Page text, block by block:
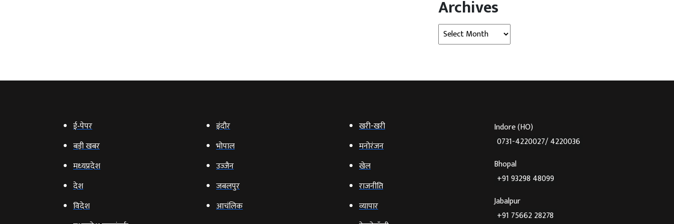
Archives
Archives
ई‑पेपर
बड़ी खबर
मध्‍यप्रदेश
देश
विदेश
इंदौर
भोपाल
उज्‍जैन
जबलपुर
आचंलिक
खरी-खरी
मनोरंजन
खेल
राजनीति
व्‍यापार
Indore (HO)
0731-4220027/ 4220036
Bhopal
+91 93298 48099
Jabalpur
+91 75662 28278